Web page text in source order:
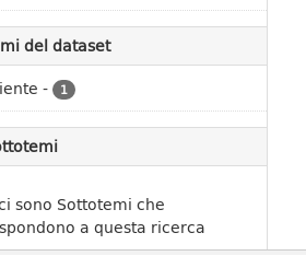
del dataset
- 1
sono Sottotemi che
a questa ricerca